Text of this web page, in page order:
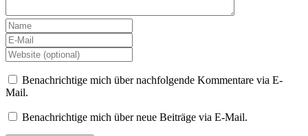
Benachrichtige mich über nachfolgende Kommentare via E-
Mail.
Benachrichtige mich über neue Beiträge via E-Mail.